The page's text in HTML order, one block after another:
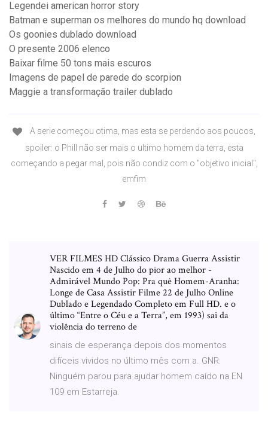
Legendei american horror story
Batman e superman os melhores do mundo hq download
Os goonies dublado download
O presente 2006 elenco
Baixar filme 50 tons mais escuros
Imagens de papel de parede do scorpion
Maggie a transformação trailer dublado
A serie começou otima, mas esta se perdendo aos poucos,
spoiler: o Phill não ser mais o ultimo homem da terra, esta
começando a pegar mal, pois não condiz com o "objetivo inicial",
emfim
VER FILMES HD Clássico Drama Guerra Assistir
Nascido em 4 de Julho do pior ao melhor -
Admirável Mundo Pop: Pra quê Homem-Aranha:
Longe de Casa Assistir Filme 22 de Julho Online
Dublado e Legendado Completo em Full HD. e o
último “Entre o Céu e a Terra”, em 1993) sai da
violência do terreno de
sinais de esperança depois dos momentos
difíceis vividos no último mês com a. GNR:
Ninguém parou para ajudar homem caído na EN
109 em Estarreja.